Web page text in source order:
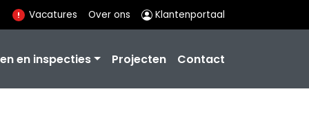
Vacatures Over ons Klantenportaal
en inspecties Projecten Contact